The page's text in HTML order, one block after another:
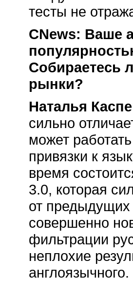
тесты не
CNews: Ваше
Собираетесь
рынки?
Наталья
сильно
может
привязки к
время
3.0, которая
от предыдущих
совершенно
фильтрации
неплохие
англоязычного.